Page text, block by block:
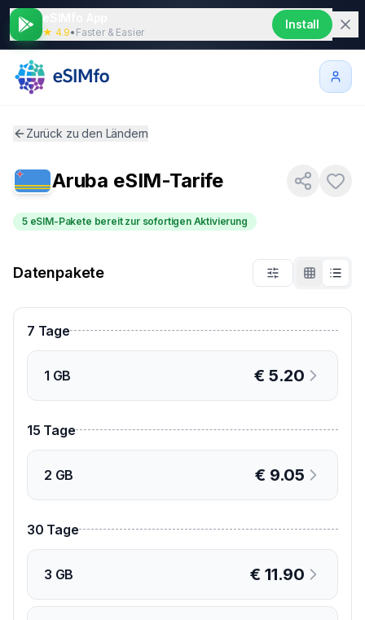
★ 4.9• Faster & Easier
Install
Zurück zu den Ländern
Aruba eSIM-Tarife
5 eSIM-Pakete bereit zur sofortigen Aktivierung
Datenpakete
7 Tage
1 GB € 5.20
15 Tage
2 GB € 9.05
30 Tage
3 GB € 11.90